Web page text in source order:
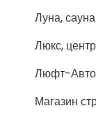
Луна, сауна
Люкс,
Люфт-Авто
Магазин